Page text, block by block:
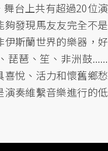
台上共有超過20位演
發現馬友友完全不是
斯蘭世界的樂器，好
琵琶、笙、非洲鼓......
悅、活力和懷舊鄉愁
奏維繫音樂進行的低